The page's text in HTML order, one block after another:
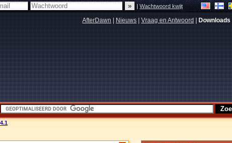
|Wachtwoord kwijt
AfterDawn Nieuws Vraag en Antwoord Downloads